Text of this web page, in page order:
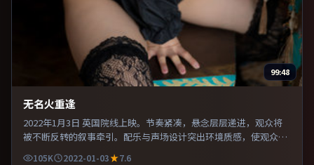
99:48
无名火重逢
2022年1月3日 英国院线上映。节奏紧凑，悬念层层递进，观众将
被不断反转的叙事牵引。配乐与声场设计突出环境质感，使观众更
易沉浸其中。片尾留白意味深长，值得二刷细品台词与构图。
105K 2022-01-03
7.6